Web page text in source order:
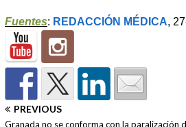
Fuentes: REDACCIÓN MÉDICA,
PREVIOUS
Granada no se conforma con la paralización